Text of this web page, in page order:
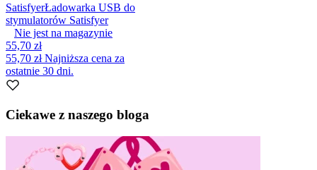
SatisfyerŁadowarka USB do
stymulatorów Satisfyer
Nie jest na magazynie
55,70 zł
55,70 złNajniższa cena za
ostatnie 30 dni.
Ciekawe z naszego bloga